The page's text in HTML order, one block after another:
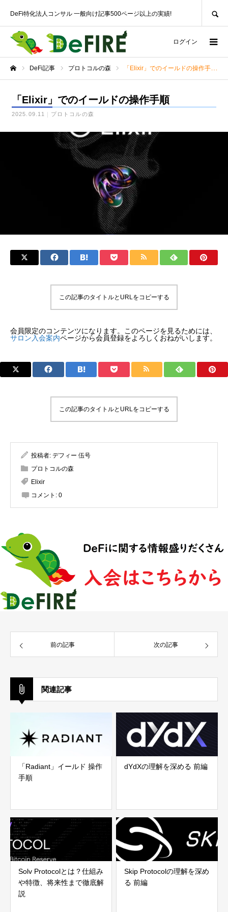
DeFi特化法人コンサル 一般向け記事500ページ以上の実績!
ログイン
DeFi記事 プロトコルの森 「Elixir」でのイールドの操作手順
「Elixir」でのイールドの操作手順
2025.09.11 プロトコルの森
この記事のタイトルとURLをコピーする
会員限定のコンテンツになります。このページを見るためには、
サロン入会案内ページから会員登録をよろしくおねがいします。
この記事のタイトルとURLをコピーする
投稿者: デフィー 伍号
プロトコルの森
Elixir
コメント: 0
前の記事 次の記事
関連記事
「Radiant」イールド 操作
手順
dYdXの理解を深める 前編
Solv Protocolとは？仕組み
や特徴、将来性まで徹底解
説
Skip Protocolの理解を深め
る 前編